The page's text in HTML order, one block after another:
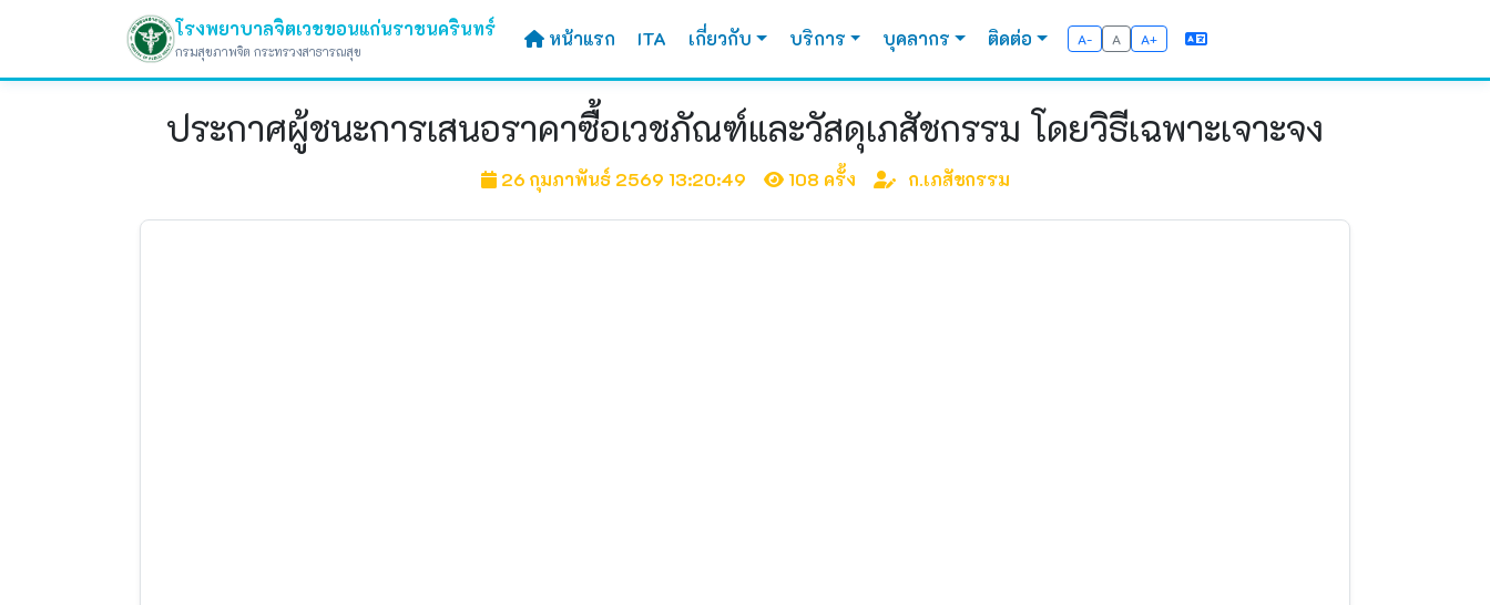
โรงพยาบาลจิตเวชขอนแก่นราชนครินทร์
กรมสุขภาพจิต กระทรวงสาธารณสุข
หน้าแรก ITA เกี่ยวกับ บริการ บุคลากร ติดต่อ A- A A+
ประกาศผู้ชนะการเสนอราคาซื้อเวชภัณฑ์และวัสดุเภสัชกรรม โดยวิธีเฉพาะเจาะจง
26 กุมภาพันธ์ 2569 13:20:49 108 ครั้ง ก.เภสัชกรรม